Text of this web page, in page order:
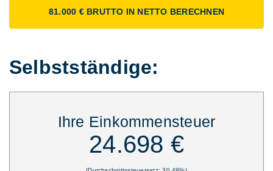
81.000 € BRUTTO IN NETTO BERECHNEN
Selbstständige:
Ihre Einkommensteuer
24.698 €